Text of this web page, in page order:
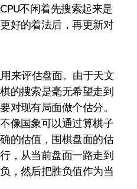
不闲着先搜索起来是
好的着法后，再更新对
来评估盘面。由于天文
的搜索是毫无希望走到
对现有局面做个估分。
像国象可以通过算棋子
的估值，围棋盘面的估
，从当前盘面一路走到
，然后把胜负值作为当